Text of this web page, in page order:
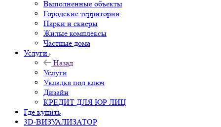
Выполненные объекты
Городские территории
Парки и скверы
Жилые комплексы
Частные дома
Услуги
Назад
Услуги
Укладка под ключ
Дизайн
КРЕДИТ ДЛЯ ЮР ЛИЦ
Где купить
3D-ВИЗУАЛИЗАТОР